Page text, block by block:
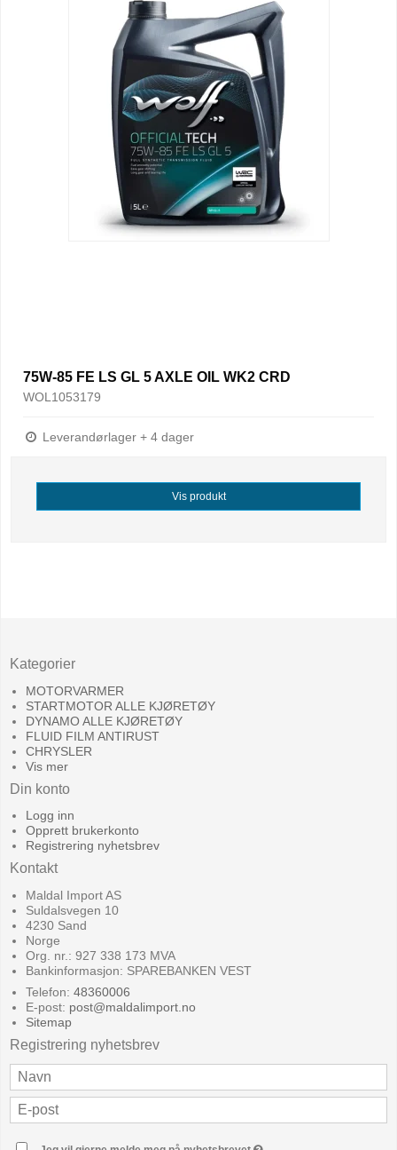
75W-85 FE LS GL 5 AXLE OIL WK2 CRD
WOL1053179
Leverandørlager + 4 dager
Vis produkt
Kategorier
MOTORVARMER
STARTMOTOR ALLE KJØRETØY
DYNAMO ALLE KJØRETØY
FLUID FILM ANTIRUST
CHRYSLER
Vis mer
Din konto
Logg inn
Opprett brukerkonto
Registrering nyhetsbrev
Kontakt
Maldal Import AS
Suldalsvegen 10
4230 Sand
Norge
Org. nr.: 927 338 173 MVA
Bankinformasjon: SPAREBANKEN VEST
Telefon: 48360006
E-post: post@maldalimport.no
Sitemap
Registrering nyhetsbrev